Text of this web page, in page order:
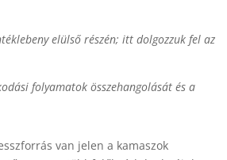
elülső részén; itt dolgozzuk fel az
folyamatok összehangolását és a
van jelen a kamaszok